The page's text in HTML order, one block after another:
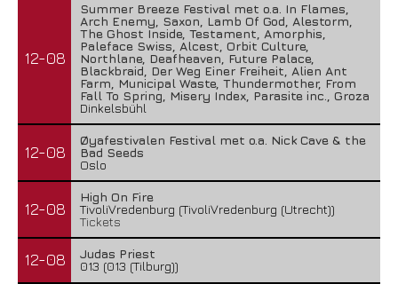
12-08
Summer Breeze Festival met o.a. In Flames,
Arch Enemy, Saxon, Lamb Of God, Alestorm,
The Ghost Inside, Testament, Amorphis,
Paleface Swiss, Alcest, Orbit Culture,
Northlane, Deafheaven, Future Palace,
Blackbraid, Der Weg Einer Freiheit, Alien Ant
Farm, Municipal Waste, Thundermother, From
Fall To Spring, Misery Index, Parasite inc., Groza
Dinkelsbühl
12-08
Øyafestivalen Festival met o.a. Nick Cave & the
Bad Seeds
Oslo
12-08
High On Fire
TivoliVredenburg (TivoliVredenburg (Utrecht))
Tickets
12-08
Judas Priest
013 (013 (Tilburg))